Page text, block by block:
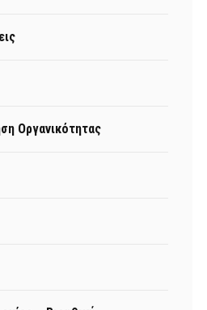
Οργανικότητας